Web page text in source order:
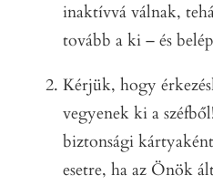
inaktívvá válnak,
tovább a ki – és
Kérjük, hogy
vegyenek ki a
biztonsági
esetre, ha az Önök